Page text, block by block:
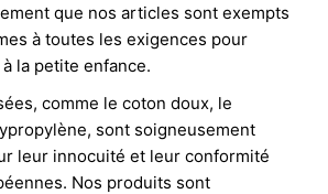
que nos articles sont exempts
à toutes les exigences pour
la petite enfance.
comme le coton doux, le
sont soigneusement
leur innocuité et leur conformité
Nos produits sont